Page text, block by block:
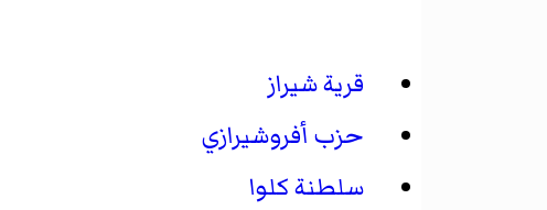
قرية شيراز
حزب أفروشيرازي
سلطنة كلوا